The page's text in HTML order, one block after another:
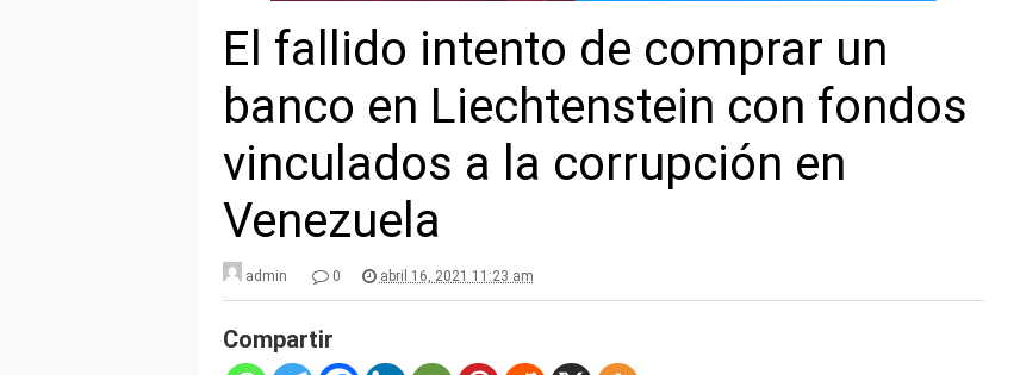
El fallido intento de comprar un
banco en Liechtenstein con fondos
vinculados a la corrupción en
Venezuela
admin 0 abril 16, 2021 11:23 am
Compartir